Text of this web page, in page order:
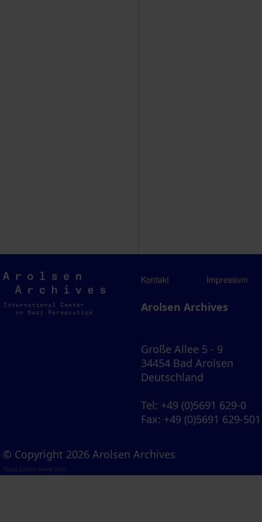
Arolsen
Archives
Kontakt Impressum
Arolsen Archives
Große Allee 5 - 9
34454 Bad Arolsen
Deutschland
Tel: +49 (0)5691 629-0
Fax: +49 (0)5691 629-501
© Copyright 2026 Arolsen Archives
Visual Library Server 2026